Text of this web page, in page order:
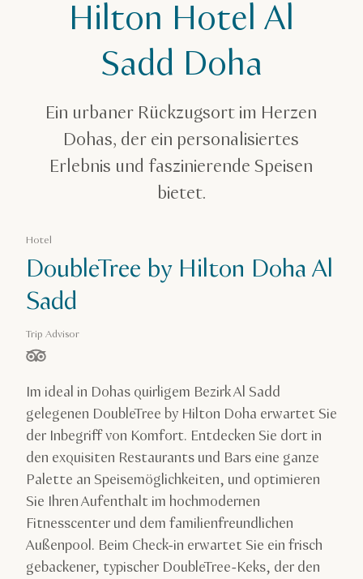
DoubleTree by Hilton Hotel Al Sadd Doha
Hilton Hotel Al
Sadd Doha
Ein urbaner Rückzugsort im Herzen
Dohas, der ein personalisiertes
Erlebnis und faszinierende Speisen
bietet.
Hotel
DoubleTree by Hilton Doha Al
Sadd
Trip Advisor
von 5 Sternen, basierend auf
Im ideal in Dohas quirligem Bezirk Al Sadd
gelegenen DoubleTree by Hilton Doha erwartet Sie
der Inbegriff von Komfort. Entdecken Sie dort in
den exquisiten Restaurants und Bars eine ganze
Palette an Speisemöglichkeiten, und optimieren
Sie Ihren Aufenthalt im hochmodernen
Fitnesscenter und dem familienfreundlichen
Außenpool. Beim Check-in erwartet Sie ein frisch
gebackener, typischer DoubleTree-Keks, der den